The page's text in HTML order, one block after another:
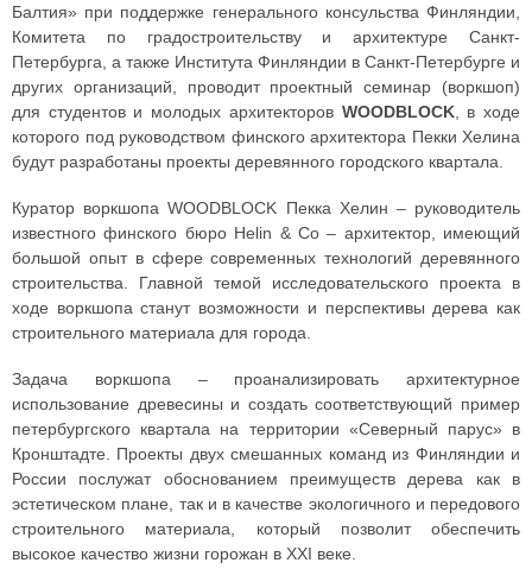
Балтия» при поддержке генерального консульства Финляндии,
Комитета по градостроительству и архитектуре Санкт-
Петербурга, а также Института Финляндии в Санкт-Петербурге и
других организаций, проводит проектный семинар (воркшоп)
для студентов и молодых архитекторов WOODBLOCK, в ходе
которого под руководством финского архитектора Пекки Хелина
будут разработаны проекты деревянного городского квартала.
Куратор воркшопа WOODBLOCK Пекка Хелин – руководитель
известного финского бюро Helin & Co – архитектор, имеющий
большой опыт в сфере современных технологий деревянного
строительства. Главной темой исследовательского проекта в
ходе воркшопа станут возможности и перспективы дерева как
строительного материала для города.
Задача воркшопа – проанализировать архитектурное
использование древесины и создать соответствующий пример
петербургского квартала на территории «Северный парус» в
Кронштадте. Проекты двух смешанных команд из Финляндии и
России послужат обоснованием преимуществ дерева как в
эстетическом плане, так и в качестве экологичного и передового
строительного материала, который позволит обеспечить
высокое качество жизни горожан в XXI веке.